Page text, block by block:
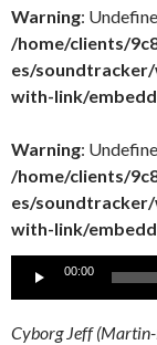
Warning:
/home/clients/
es/
with-link/
Warning:
/home/clients/
es/
with-link/
Lecteur00:00
Cyborg Jeff